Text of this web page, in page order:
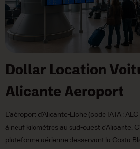
Dollar Location
Alicante Aeroport
L’aéroport d’Alicante-Elche (code IATA :
à neuf kilomètres au sud-ouest d’Alicante.
plateforme aérienne desservant la Costa